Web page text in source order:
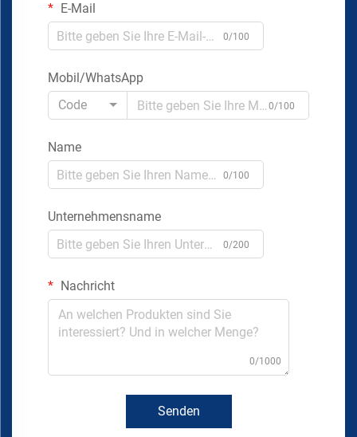
E-Mail
0/100
Mobil/WhatsApp
Code
0/100
Name
0/100
Unternehmensname
0/200
Nachricht
0/1000
Senden